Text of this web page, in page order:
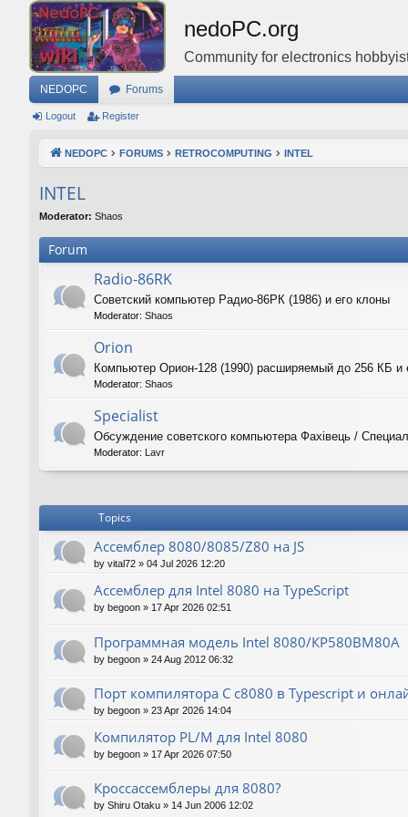
nedoPC.org
Community for electronics
NEDOPC Forums
Logout Register
NEDOPC FORUMS RETROCOMPUTING INTEL
INTEL
Moderator: Shaos
Forum
Radio-86RK
Советский компьютер Радио-86РК (1986) и его клоны
Moderator: Shaos
Orion
Компьютер Орион-128 (1990) расширяемый до 256 КБ и
Moderator: Shaos
Specialist
Обсуждение советского компьютера Фахiвець /
Moderator: Lavr
Topics
Ассемблер 8080/8085/Z80 на JS
by vital72 » 04 Jul 2026 12:20
Ассемблер для Intel 8080 на TypeScript
by begoon » 17 Apr 2026 02:51
Программная модель Intel 8080/КР580ВМ80А
by begoon » 24 Aug 2012 06:32
Порт компилятора С с8080 в Typescript и
by begoon » 23 Apr 2026 14:04
Компилятор PL/M для Intel 8080
by begoon » 17 Apr 2026 07:50
Кроссассемблеры для 8080?
by Shiru Otaku » 14 Jun 2006 12:02